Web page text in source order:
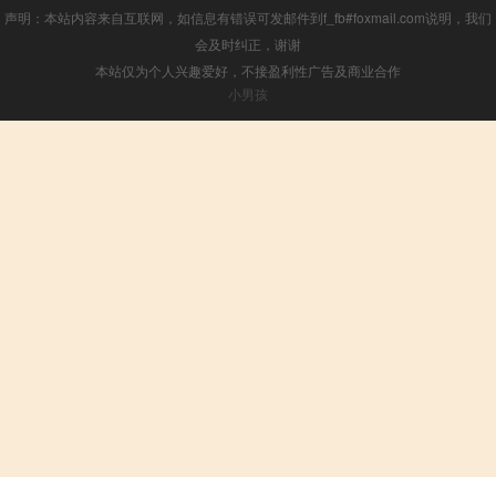
声明：本站内容来自互联网，如信息有错误可发邮件到f_fb#foxmail.com说明，我们
会及时纠正，谢谢
本站仅为个人兴趣爱好，不接盈利性广告及商业合作
小男孩